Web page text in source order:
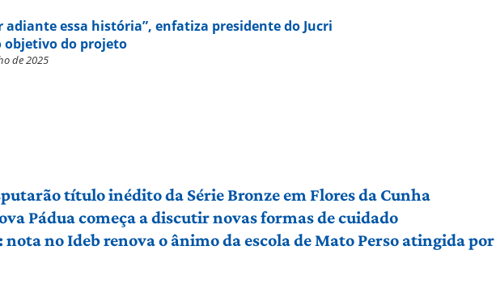
adiante essa história”, enfatiza presidente do Jucri
objetivo do projeto
de 2025
título inédito da Série Bronze em Flores da Cunha
Pádua começa a discutir novas formas de cuidado
nota no Ideb renova o ânimo da escola de Mato Perso atingida